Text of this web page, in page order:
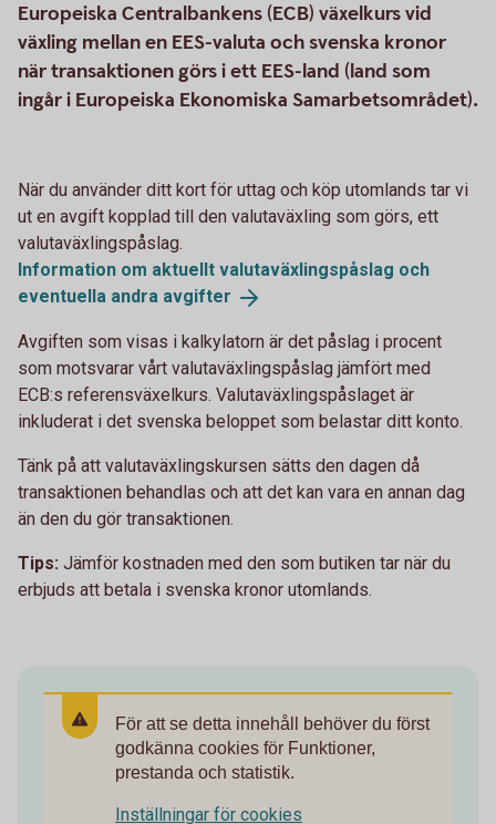
Europeiska Centralbankens (ECB) växelkurs vid
växling mellan en EES-valuta och svenska kronor
när transaktionen görs i ett EES-land (land som
ingår i Europeiska Ekonomiska Samarbetsområdet).
När du använder ditt kort för uttag och köp utomlands tar vi
ut en avgift kopplad till den valutaväxling som görs, ett
valutaväxlingspåslag.
Information om aktuellt valutaväxlingspåslag och
eventuella andra avgifter
Avgiften som visas i kalkylatorn är det påslag i procent
som motsvarar vårt valutaväxlingspåslag jämfört med
ECB:s referensväxelkurs. Valutaväxlingspåslaget är
inkluderat i det svenska beloppet som belastar ditt konto.
Tänk på att valutaväxlingskursen sätts den dagen då
transaktionen behandlas och att det kan vara en annan dag
än den du gör transaktionen.
Tips: Jämför kostnaden med den som butiken tar när du
erbjuds att betala i svenska kronor utomlands.
För att se detta innehåll behöver du först
godkänna cookies för Funktioner,
prestanda och statistik.
Inställningar för cookies